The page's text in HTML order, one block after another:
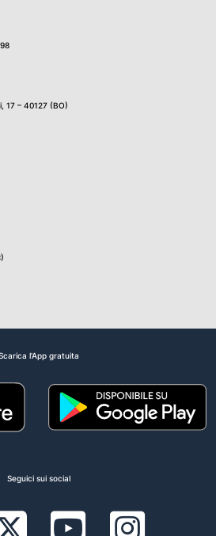
17 – 40127 (BO)
l'App gratuita
Seguici sui social